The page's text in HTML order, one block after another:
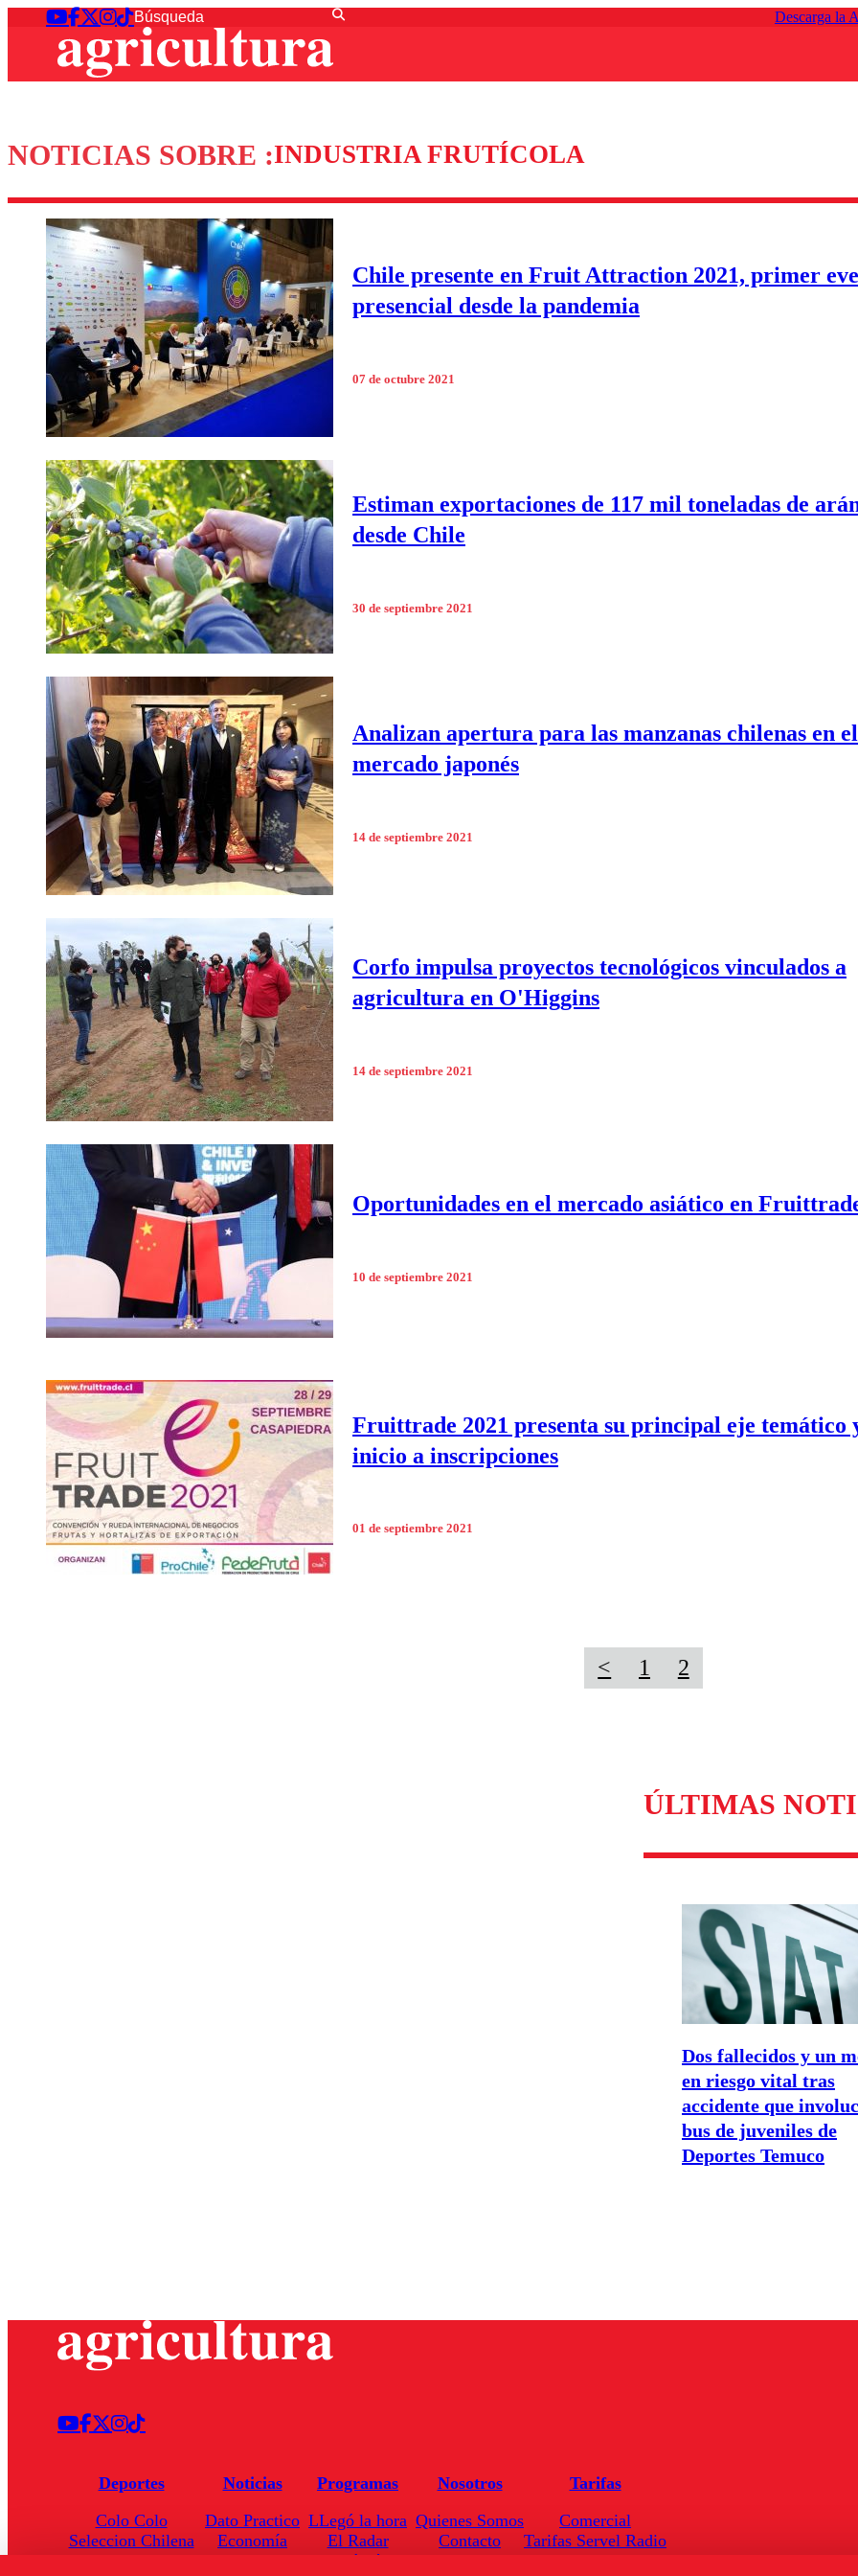
Descarga la
NOTICIAS SOBRE :INDUSTRIA FRUTÍCOLA
Chile presente en Fruit Attraction 2021, primer
presencial desde la pandemia
07 de octubre 2021
Estiman exportaciones de 117 mil toneladas de
desde Chile
30 de septiembre 2021
Analizan apertura para las manzanas chilenas en el
mercado japonés
14 de septiembre 2021
Corfo impulsa proyectos tecnológicos vinculados a
agricultura en O'Higgins
14 de septiembre 2021
Oportunidades en el mercado asiático en
10 de septiembre 2021
Fruittrade 2021 presenta su principal eje temático
inicio a inscripciones
01 de septiembre 2021
< 1 2
ÚLTIMAS
Dos fallecidos y un
en riesgo vital tras
accidente que
bus de juveniles de
Deportes Temuco
Deportes
Colo Colo
Seleccion Chilena
Noticias
Dato Practico
Economía
Programas
LLegó la hora
El Radar
Enfoqué Público
Nosotros
Quienes Somos
Contacto
Tarifas
Comercial
Tarifas Servel Radio